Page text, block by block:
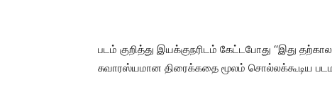
படம் குறித்து இயக்குநரிடம் கேட்டபோது ‘‘இது
சுவாரஸ்யமான திரைக்கதை மூலம் சொல்லக்கூடிய